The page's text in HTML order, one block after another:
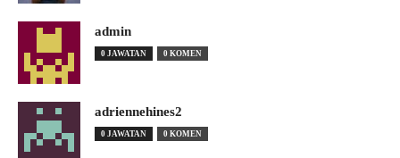
admin
0 JAWATAN 0 KOMEN
adriennehines2
0 JAWATAN 0 KOMEN